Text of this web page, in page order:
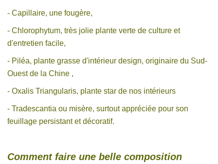
- Capillaire, une fougère,
- Chlorophytum, très jolie plante verte de culture et
d'entretien facile,
- Piléa, plante grasse d'intérieur design, originaire du Sud-
Ouest de la Chine ,
- Oxalis Triangularis, plante star de nos intérieurs
- Tradescantia ou misère, surtout appréciée pour son
feuillage persistant et décoratif.
Comment faire une belle composition